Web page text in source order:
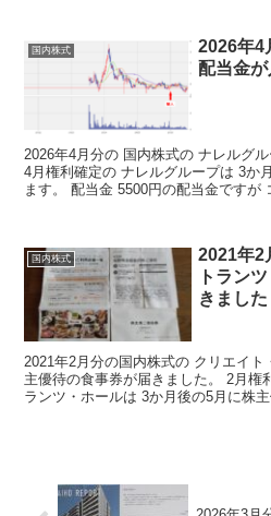
国内株式
2026年4
配当金
2026年4月分の 国内株式の ナレルグ
4月権利確定の ナレルグループは 3か
ます。 配当金 5500円の配当金ですが
国内株式
2021年2
トラン
きました
2021年2月分の国内株式の クリエイ
主優待の食事券が届きました。 2月権
ランツ・ホールは 3か月後の5月に株